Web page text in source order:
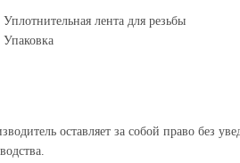
Уплотнительная лента для резьбы
Упаковка
оставляет за собой право без